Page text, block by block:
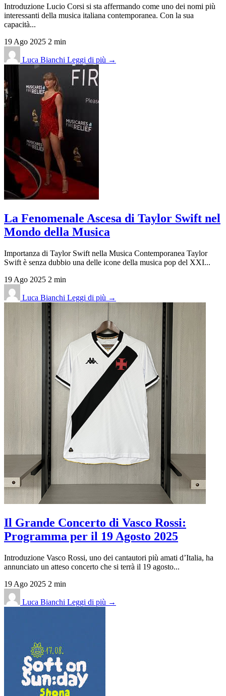
Introduzione Lucio Corsi si sta affermando come uno dei nomi più
interessanti della musica italiana contemporanea. Con la sua
capacità...
19 Ago 2025 2 min
Luca Bianchi Leggi di più →
La Fenomenale Ascesa di Taylor Swift nel
Mondo della Musica
Importanza di Taylor Swift nella Musica Contemporanea Taylor
Swift è senza dubbio una delle icone della musica pop del XXI...
19 Ago 2025 2 min
Luca Bianchi Leggi di più →
Il Grande Concerto di Vasco Rossi:
Programma per il 19 Agosto 2025
Introduzione Vasco Rossi, uno dei cantautori più amati d’Italia, ha
annunciato un atteso concerto che si terrà il 19 agosto...
19 Ago 2025 2 min
Luca Bianchi Leggi di più →